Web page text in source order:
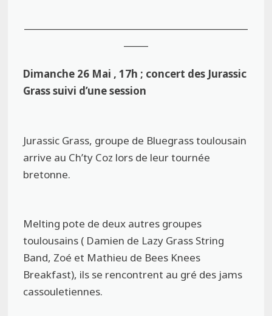
Dimanche 26 Mai , 17h ; concert des Jurassic
Grass suivi d’une session
Jurassic Grass, groupe de Bluegrass toulousain
arrive au Ch’ty Coz lors de leur tournée
bretonne.
Melting pote de deux autres groupes
toulousains ( Damien de Lazy Grass String
Band, Zoé et Mathieu de Bees Knees
Breakfast), ils se rencontrent au gré des jams
cassouletiennes.